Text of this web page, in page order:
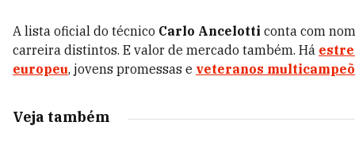
A lista oficial do técnico Carlo Ancelotti conta com
carreira distintos. E valor de mercado também. Há
europeu, jovens promessas e veteranos
Veja também